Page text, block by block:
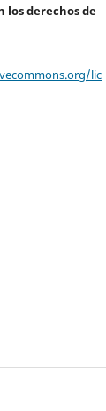
los derechos de
lic